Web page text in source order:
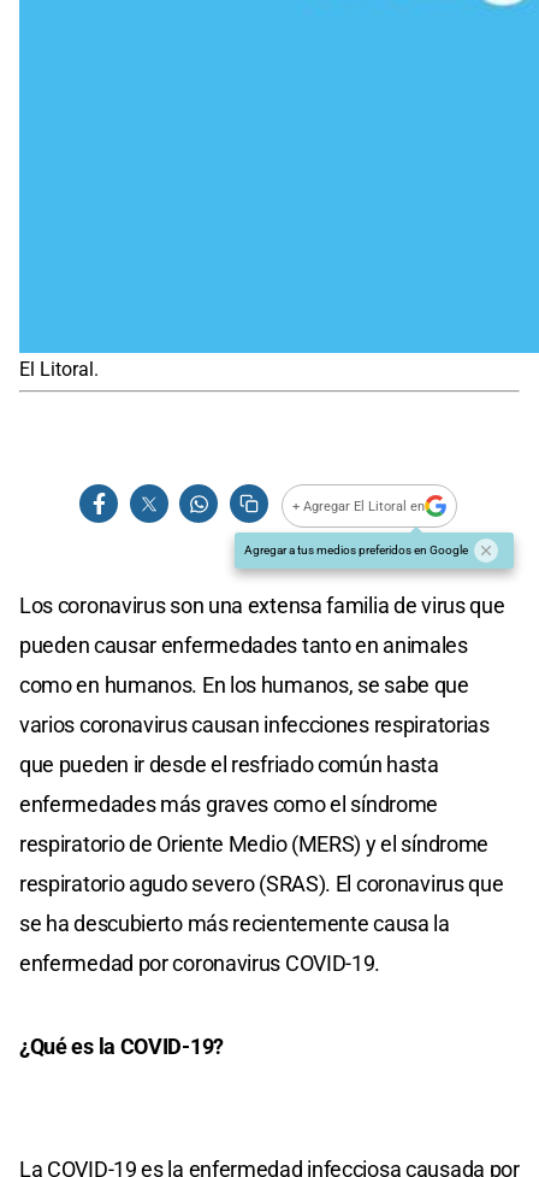
El Litoral.
+ Agregar El Litoral en
Agregar a tus medios preferidos en Google
Los coronavirus son una extensa familia de virus que
pueden causar enfermedades tanto en animales
como en humanos. En los humanos, se sabe que
varios coronavirus causan infecciones respiratorias
que pueden ir desde el resfriado común hasta
enfermedades más graves como el síndrome
respiratorio de Oriente Medio (MERS) y el síndrome
respiratorio agudo severo (SRAS). El coronavirus que
se ha descubierto más recientemente causa la
enfermedad por coronavirus COVID-19.
¿Qué es la COVID-19?
La COVID-19 es la enfermedad infecciosa causada por